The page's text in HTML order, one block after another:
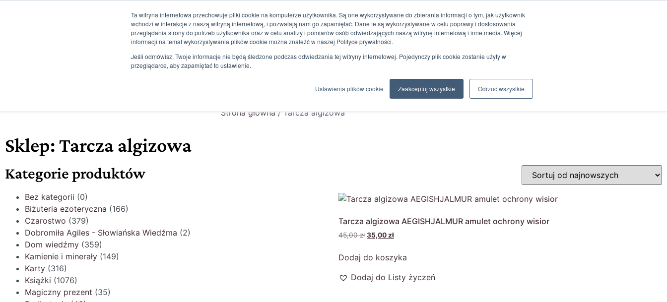
Ta witryna internetowa przechowuje pliki cookie na komputerze użytkownika. Są one wykorzystywane do zbierania informacji o tym, jak użytkownik
wchodzi w interakcje z naszą witryną internetową, i pozwalają nam go zapamiętać. Dane te są wykorzystywane w celu poprawy i dostosowania
przeglądania strony do potrzeb użytkownika oraz w celu analizy i pomiarów osób odwiedzających naszą witrynę internetową i inne media. Więcej
informacji na temat wykorzystywania plików cookie można znaleźć w naszej Polityce prywatności.
Jeśli odmówisz, Twoje informacje nie będą śledzone podczas odwiedzania tej witryny internetowej. Pojedynczy plik cookie zostanie użyty w
przeglądarce, aby zapamiętać to ustawienie.
Ustawienia plików cookie Zaakceptuj wszystkie Odrzuć wszystkie
sklep@ksiegarniamagiczna.pl sklep internetowy 24h/7
Strona Główna Sklep Moje zakupy
Strona główna/Tarcza algizowa
Sklep: Tarcza algizowa
Kategorie produktów
Bez kategorii (0)
Biżuteria ezoteryczna (166)
Czarostwo (379)
Dobromiła Agiles - Słowiańska Wiedźma (2)
Dom wiedźmy (359)
Kamienie i minerały (149)
Karty (316)
Książki (1076)
Magiczny prezent (35)
Tarcza algizowa AEGISHJALMUR amulet ochrony wisior
45,00zł 35,00zł
Dodaj do koszyka
Dodaj do Listy życzeń